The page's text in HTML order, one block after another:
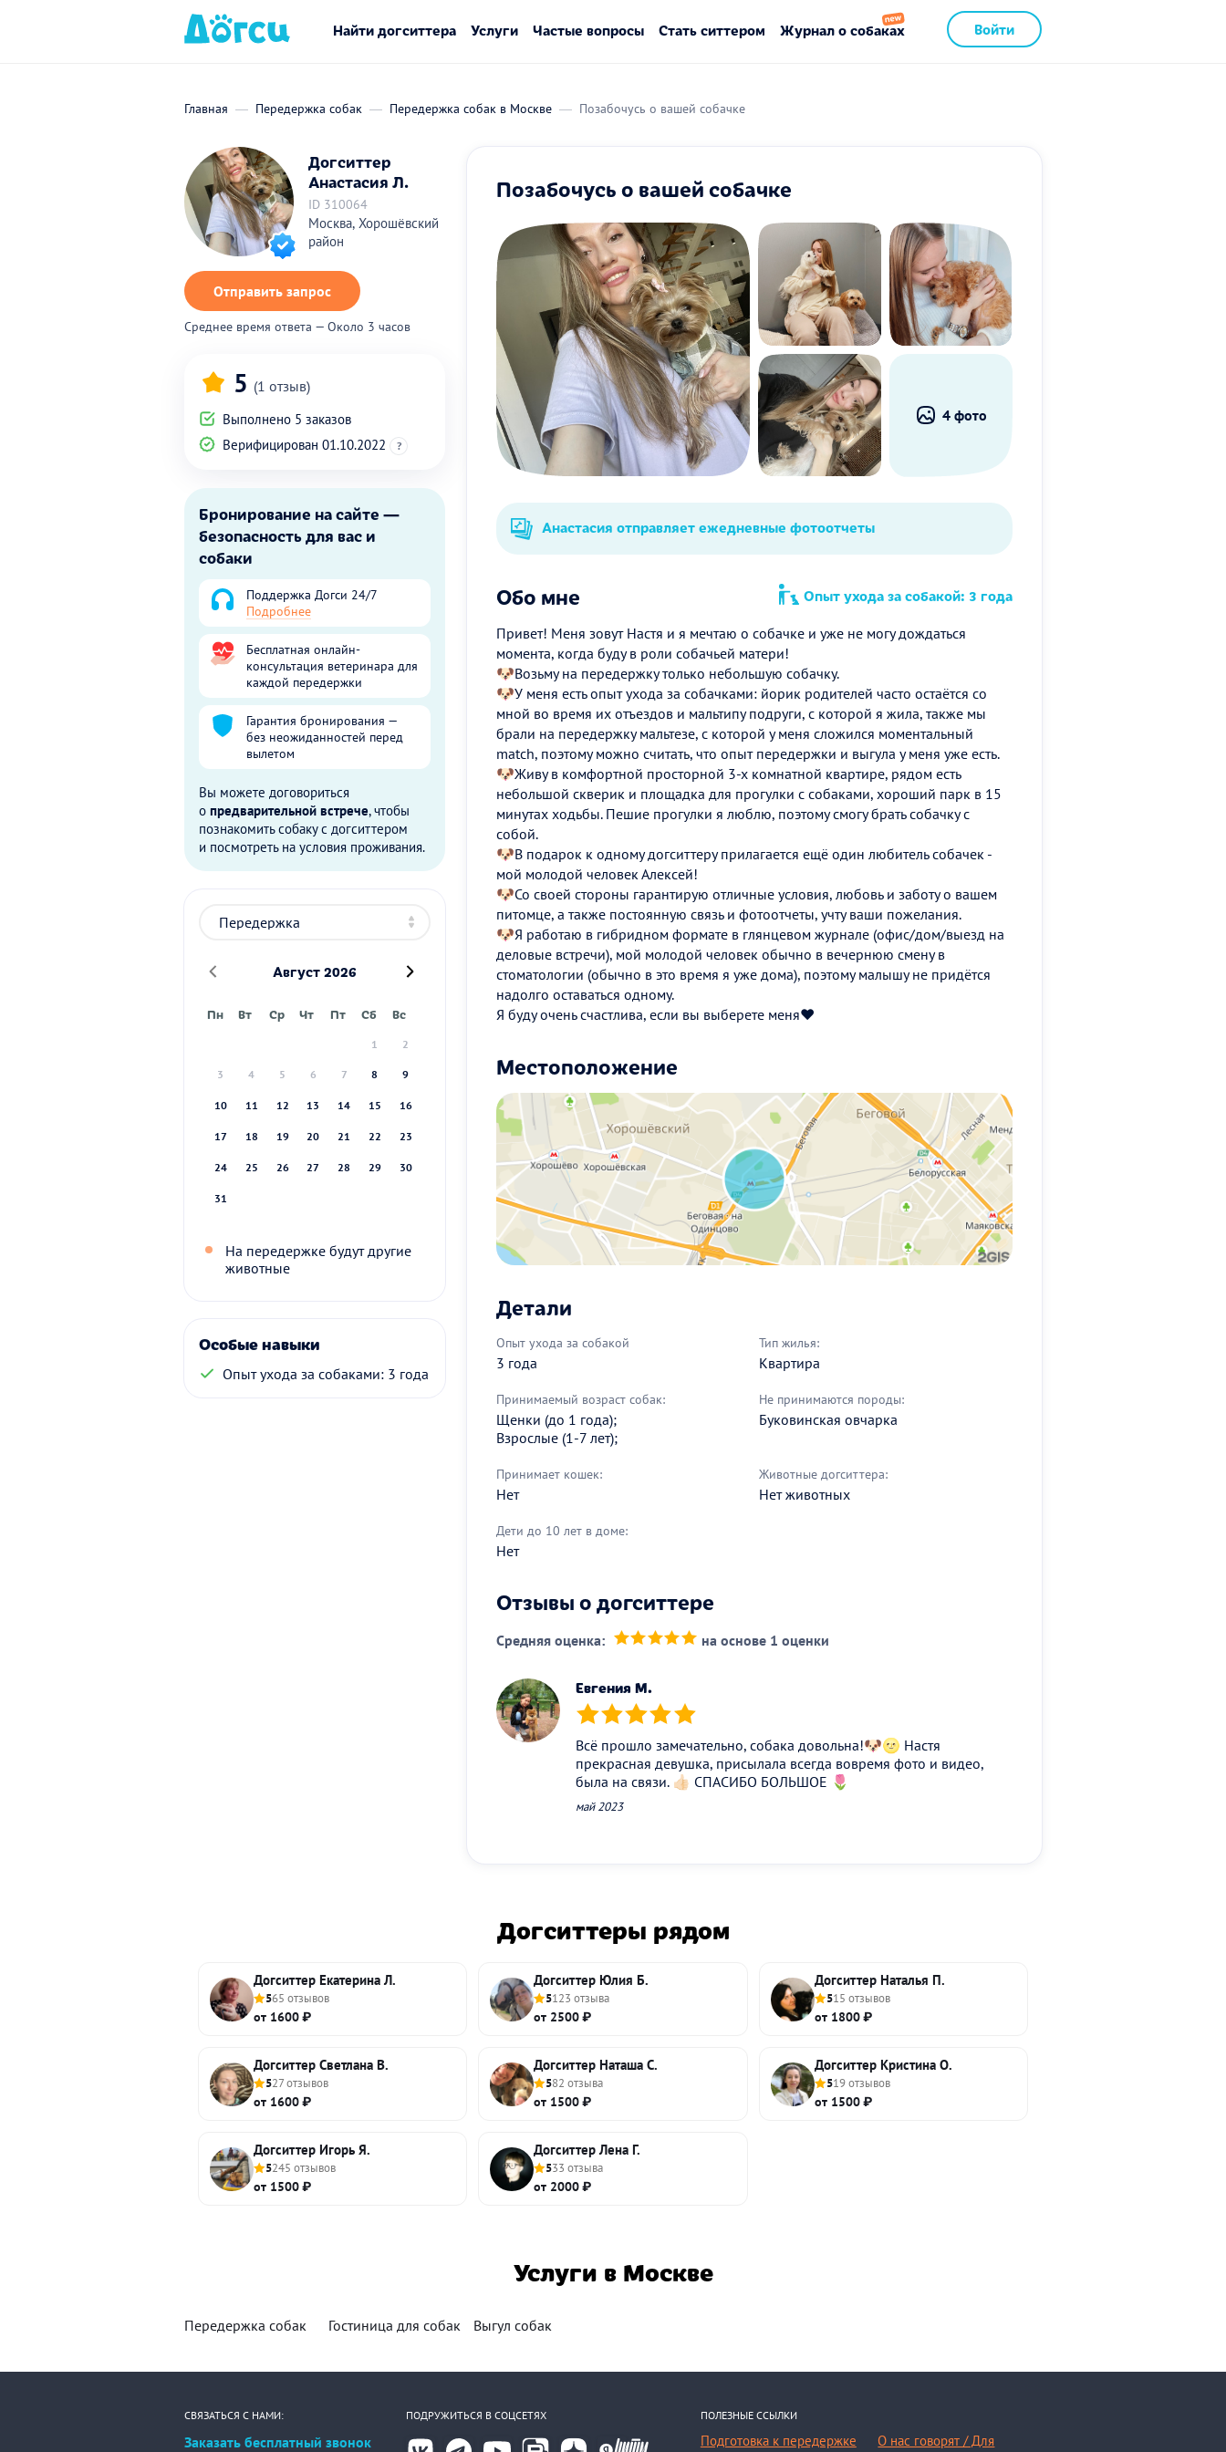
Войти
Найти догситтера Услуги Частые вопросы Стать ситтером Журнал о собаках
Главная Передержка собак Передержка собак в Москве Позабочусь о вашей собачке
Догситтер
Анастасия Л.
ID 310064
Москва, Хорошёвский
район
Отправить запрос
Среднее время ответа — Около 3 часов
5 (1 отзыв)
Выполнено 5 заказов
Верифицирован 01.10.2022
?
Бронирование на сайте —
безопасность для вас и
собаки
Поддержка Догси 24/7
Подробнее
Бесплатная онлайн-
консультация ветеринара для
каждой передержки
Гарантия бронирования —
без неожиданностей перед
вылетом
Вы можете договориться
о предварительной встрече, чтобы
познакомить собаку с догситтером
и посмотреть на условия проживания.
Август 2026
Пн Вт Ср Чт Пт Сб Вс
1 2
3 4 5 6 7 8 9
10 11 12 13 14 15 16
17 18 19 20 21 22 23
24 25 26 27 28 29 30
31
На передержке будут другие
животные
Особые навыки
Опыт ухода за собаками: 3 года
Позабочусь о вашей собачке
4 фото
Анастасия отправляет ежедневные фотоотчеты
Обо мне Опыт ухода за собакой: 3 года
Привет! Меня зовут Настя и я мечтаю о собачке и уже не могу дождаться
момента, когда буду в роли собачьей матери!
🐶Возьму на передержку только небольшую собачку.
🐶У меня есть опыт ухода за собачками: йорик родителей часто остаётся со
мной во время их отъездов и мальтипу подруги, с которой я жила, также мы
брали на передержку мальтезе, с которой у меня сложился моментальный
match, поэтому можно считать, что опыт передержки и выгула у меня уже есть.
🐶Живу в комфортной просторной 3-х комнатной квартире, рядом есть
небольшой скверик и площадка для прогулки с собаками, хороший парк в 15
минутах ходьбы. Пешие прогулки я люблю, поэтому смогу брать собачку с
собой.
🐶В подарок к одному догситтеру прилагается ещё один любитель собачек -
мой молодой человек Алексей!
🐶Со своей стороны гарантирую отличные условия, любовь и заботу о вашем
питомце, а также постоянную связь и фотоотчеты, учту ваши пожелания.
🐶Я работаю в гибридном формате в глянцевом журнале (офис/дом/выезд на
деловые встречи), мой молодой человек обычно в вечернюю смену в
стоматологии (обычно в это время я уже дома), поэтому малышу не придётся
надолго оставаться одному.
Я буду очень счастлива, если вы выберете меня❤️
Местоположение
Детали
Опыт ухода за собакой
3 года
Тип жилья:
Квартира
Принимаемый возраст собак:
Щенки (до 1 года);
Взрослые (1-7 лет);
Не принимаются породы:
Буковинская овчарка
Принимает кошек:
Нет
Животные догситтера:
Нет животных
Дети до 10 лет в доме:
Нет
Отзывы о догситтере
Средняя оценка: на основе 1 оценки
Евгения М.
(*) (*) (*) (*) (*)
Всё прошло замечательно, собака довольна!🐶🌝 Настя
прекрасная девушка, присылала всегда вовремя фото и видео,
была на связи. 👍🏻 СПАСИБО БОЛЬШОЕ 🌷
май 2023
Догситтеры рядом
Догситтер Екатерина Л.
565 отзывов
от 1600 ₽
Догситтер Юлия Б.
5123 отзыва
от 2500 ₽
Догситтер Наталья П.
515 отзывов
от 1800 ₽
Догситтер Светлана В.
527 отзывов
от 1600 ₽
Догситтер Наташа С.
582 отзыва
от 1500 ₽
Догситтер Кристина О.
519 отзывов
от 1500 ₽
Догситтер Игорь Я.
5245 отзывов
от 1500 ₽
Догситтер Лена Г.
533 отзыва
от 2000 ₽
Услуги в Москве
Передержка собак Гостиница для собак Выгул собак
СВЯЗАТЬСЯ С НАМИ:
Заказать бесплатный звонок
ПОДРУЖИТЬСЯ В СОЦСЕТЯХ ПОЛЕЗНЫЕ ССЫЛКИ
Подготовка к передержке
О нас говорят / Для